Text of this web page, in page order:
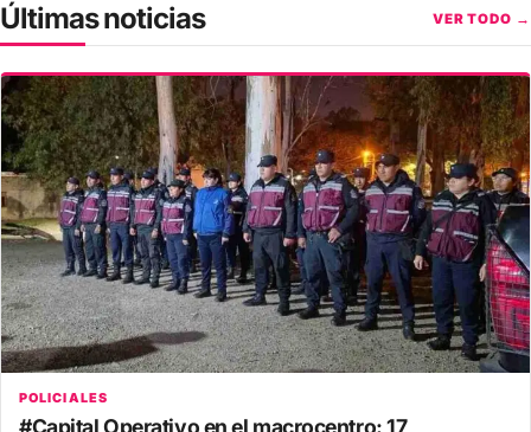
Últimas noticias VER TODO →
POLICIALES
#Capital Operativo en el macrocentro: 17